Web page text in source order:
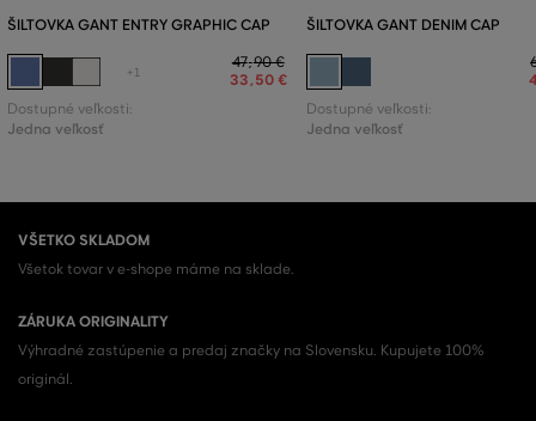
ŠILTOVKA GANT ENTRY GRAPHIC CAP
+1
47,90 €
33,50 €
Dostupné veľkosti:
Jedna veľkosť
ŠILTOVKA GANT DENIM CAP
Dostupné veľkosti:
Jedna veľkosť
VŠETKO SKLADOM
Všetok tovar v e-shope máme na sklade.
ZÁRUKA ORIGINALITY
Výhradné zastúpenie a predaj značky na Slovensku. Kupujete 100%
originál.